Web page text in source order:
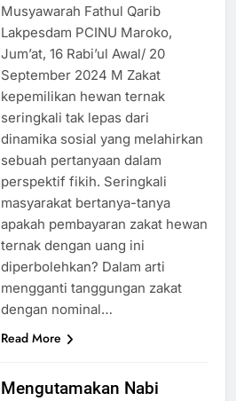
Musyawarah Fathul Qarib
Lakpesdam PCINU Maroko,
Jum’at, 16 Rabi’ul Awal/ 20
September 2024 M Zakat
kepemilikan hewan ternak
seringkali tak lepas dari
dinamika sosial yang melahirkan
sebuah pertanyaan dalam
perspektif fikih. Seringkali
masyarakat bertanya-tanya
apakah pembayaran zakat hewan
ternak dengan uang ini
diperbolehkan? Dalam arti
mengganti tanggungan zakat
dengan nominal…
Read More
Mengutamakan Nabi